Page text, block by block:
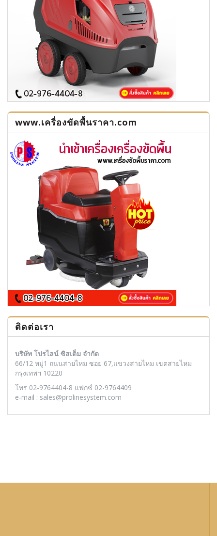
www.เครื่องขัดพื้นราคา.com
ติดต่อเรา
บริษัท โปรไลน์ ซิสเต็ม จำกัด
66/12 หมู่1 ถนนสายไหม ซอย 67,แขวงสายไหม เขตสายไหม
กรุงเทพฯ 10220
โทร 02-9764404-8 แฟกซ์ 02-9764409
e-mail : sales@prolinesystem.com